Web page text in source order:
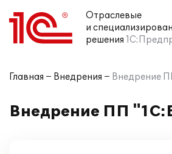
Отраслевые
и
решения
Главная Внедрения Внедрение
Внедрение ПП